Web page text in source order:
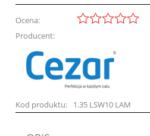
Ocena:
Producent:
Kod produktu: 1.35 LSW10 LAM